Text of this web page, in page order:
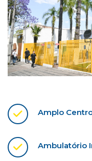
Amplo
Ambulatório